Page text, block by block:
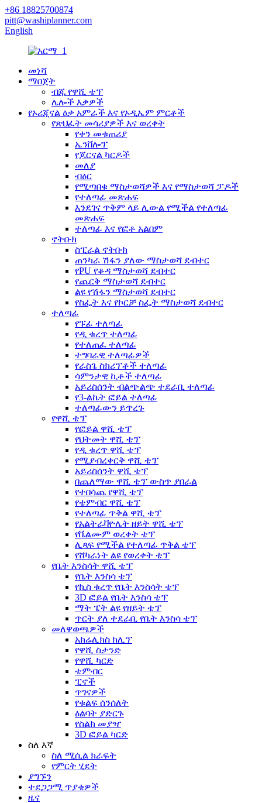
+86 18825700874
pitt@washiplanner.com
English
መነሻ
ማበጀት
ብጁ የዋሺ ቴፕ
ሌሎች እቃዎች
የኦሪጂናል ዕቃ አምራች እና የኦዲኤም ምርቶች
የጽህፈት መሳሪያዎች እና ወረቀት
የቀን መቁጠሪያ
ኤንቨሎፕ
የጆርናል ካርዶች
መለያ
ብዕር
የሚጣበቁ ማስታወሻዎች እና የማስታወሻ ፓዶች
የተለጣፊ መጽሐፍ
እንደገና ጥቅም ላይ ሊውል የሚችል የተለጣፊ
መጽሐፍ
ተለጣፊ እና የፎቶ አልበም
ኖትቡክ
ስፒራል ኖትቡክ
ጠንካራ ሽፋን ያለው ማስታወሻ ደብተር
የPU የቆዳ ማስታወሻ ደብተር
የጨርቅ ማስታወሻ ደብተር
ልዩ የሽፋን ማስታወሻ ደብተር
የስፌት እና የኮርቻ ስፌት ማስታወሻ ደብተር
ተለጣፊ
የፑፊ ተለጣፊ
የዲ ቁረጥ ተለጣፊ
የተለጠፈ ተለጣፊ
ተግባራዊ ተለጣፊዎች
የራስጌ ስክሪፕቶች ተለጣፊ
ሳምንታዊ ኪቶች ተለጣፊ
አይሪስሰንት ብልጭልጭ ተደራቢ ተለጣፊ
የ3-ልኬት ፎይል ተለጣፊ
ተለጣፊውን ይጥረጉ
የዋሺ ቴፕ
የፎይል ዋሺ ቴፕ
የህትመት ዋሺ ቴፕ
የዲ ቁረጥ ዋሺ ቴፕ
የሚያብረቀርቅ ዋሺ ቴፕ
አይሪስሰንት ዋሺ ቴፕ
በጨለማው ዋሺ ቴፕ ውስጥ ያበራል
የተበሳጨ የዋሺ ቴፕ
የቴምብር ዋሺ ቴፕ
የተለጣፊ ጥቅል ዋሺ ቴፕ
የአልትራቫዮሌት ዘይት ዋሺ ቴፕ
የቬልሙም ወረቀት ቴፕ
ሊጻፍ የሚችል የተለጣፊ ጥቅል ቴፕ
የሸካራነት ልዩ የወረቀት ቴፕ
የቤት እንስሳት ዋሺ ቴፕ
የቤት እንስሳ ቴፕ
የኪስ ቁረጥ የቤት እንስሳት ቴፕ
3D ፎይል የቤት እንስሳ ቴፕ
ማት ፔት ልዩ የዘይት ቴፕ
ጥርት ያለ ተደራቢ የቤት እንስሳ ቴፕ
መለዋወጫዎች
አክሬሊክስ ክሊፕ
የዋሺ ስታንድ
የዋሺ ካርድ
ቴምብር
ፒኖች
ጥገናዎች
የቁልፍ ሰንሰለት
ዕልባት ያድርጉ
የስልክ መያዣ
3D ፎይል ካርድ
ስለ እኛ
ስለ ሚሲል ክራፍት
የምርት ሂደት
ያግኙን
ተደጋጋሚ ጥያቄዎች
ዜና